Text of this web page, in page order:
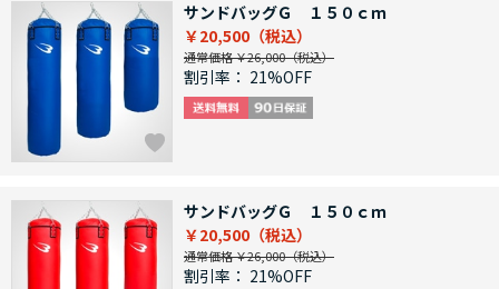
サンドバッグＧ １５０ｃｍ
￥20,500
通常価格 ￥26,000
割引率： 21%OFF
サンドバッグＧ １５０ｃｍ
￥20,500
通常価格 ￥26,000
割引率： 21%OFF